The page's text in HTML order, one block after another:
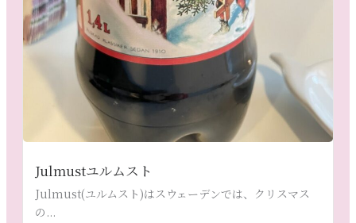
Julmustユルムスト
Julmust(ユルムスト)はスウェーデンでは、クリスマス
の...